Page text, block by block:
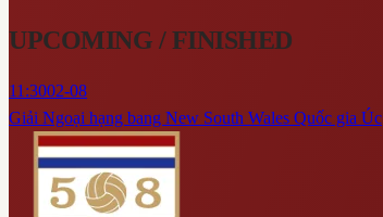
UPCOMING / FINISHED
11:3002-08
Giải Ngoại hạng bang New South Wales Quốc gia Úc